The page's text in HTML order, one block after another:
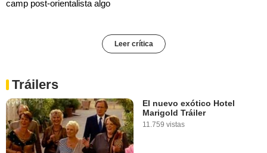
camp post-orientalista algo
Leer crítica
Tráilers
El nuevo exótico Hotel
Marigold Tráiler
11.759 vistas